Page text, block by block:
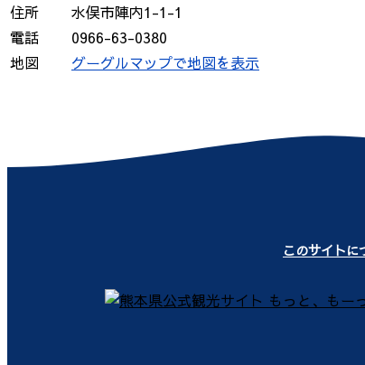
住所
水俣市陣内1-1-1
電話
0966-63-0380
地図
グーグルマップで地図を表示
このサイトに